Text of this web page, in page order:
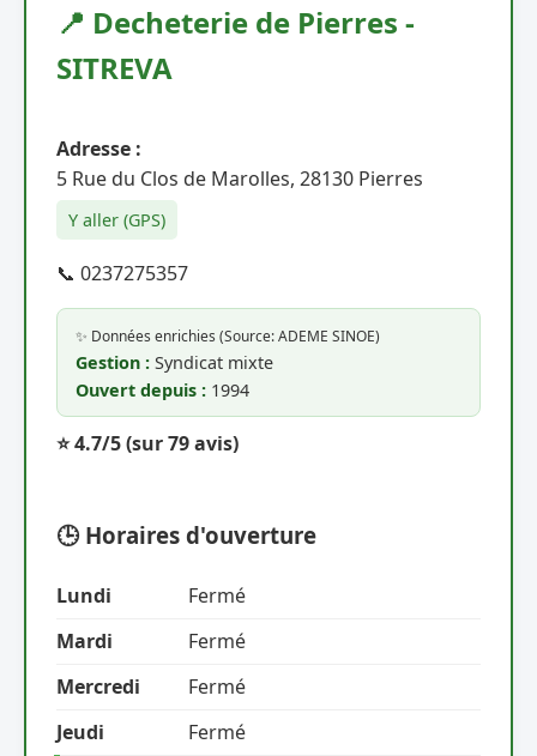
📍 Decheterie de Pierres -
SITREVA
Adresse :
5 Rue du Clos de Marolles, 28130 Pierres
Y aller (GPS)
📞 0237275357
✨ Données enrichies (Source: ADEME SINOE)
Gestion : Syndicat mixte
Ouvert depuis : 1994
⭐ 4.7/5(sur 79 avis)
🕒 Horaires d'ouverture
Lundi
Fermé
Mardi
Fermé
Mercredi
Fermé
Jeudi
Fermé